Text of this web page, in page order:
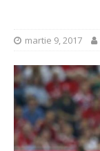
martie 9, 2017